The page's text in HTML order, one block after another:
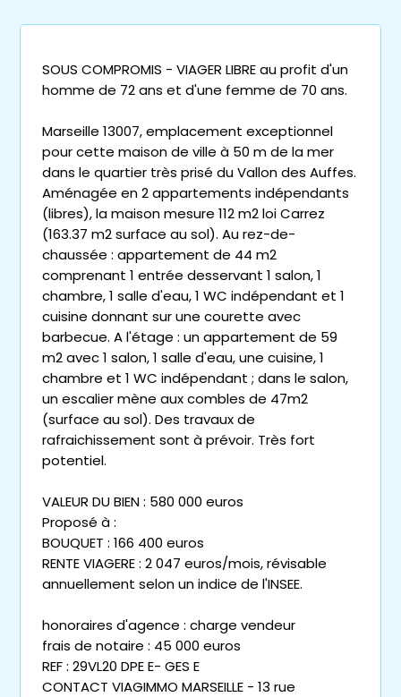
SOUS COMPROMIS - VIAGER LIBRE au profit d'un
homme de 72 ans et d'une femme de 70 ans.
Marseille 13007, emplacement exceptionnel
pour cette maison de ville à 50 m de la mer
dans le quartier très prisé du Vallon des Auffes.
Aménagée en 2 appartements indépendants
(libres), la maison mesure 112 m2 loi Carrez
(163.37 m2 surface au sol). Au rez-de-
chaussée : appartement de 44 m2
comprenant 1 entrée desservant 1 salon, 1
chambre, 1 salle d'eau, 1 WC indépendant et 1
cuisine donnant sur une courette avec
barbecue. A l'étage : un appartement de 59
m2 avec 1 salon, 1 salle d'eau, une cuisine, 1
chambre et 1 WC indépendant ; dans le salon,
un escalier mène aux combles de 47m2
(surface au sol). Des travaux de
rafraichissement sont à prévoir. Très fort
potentiel.
VALEUR DU BIEN : 580 000 euros
Proposé à :
BOUQUET : 166 400 euros
RENTE VIAGERE : 2 047 euros/mois, révisable
annuellement selon un indice de l'INSEE.
honoraires d'agence : charge vendeur
frais de notaire : 45 000 euros
REF : 29VL20 DPE E- GES E
CONTACT VIAGIMMO MARSEILLE - 13 rue